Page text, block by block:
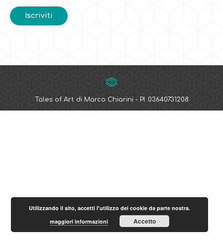
Tales of Art di Marco Chiarini - PI: 03640731208
Utilizzando il sito, accetti l'utilizzo dei cookie da parte nostra.
maggiori informazioni
Accetto